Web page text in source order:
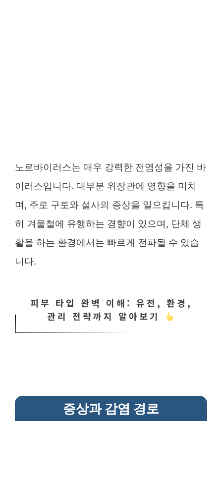
노로바이러스는 매우 강력한 전염성을 가진 바
이러스입니다. 대부분 위장관에 영향을 미치
며, 주로 구토와 설사의 증상을 일으킵니다. 특
히 겨울철에 유행하는 경향이 있으며, 단체 생
활을 하는 환경에서는 빠르게 전파될 수 있습
니다.
피부 타입 완벽 이해: 유전, 환경,
관리 전략까지 알아보기
증상과 감염 경로